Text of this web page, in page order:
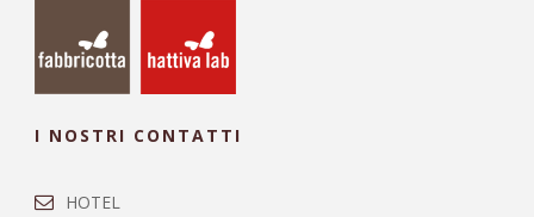
I NOSTRI CONTATTI
HOTEL